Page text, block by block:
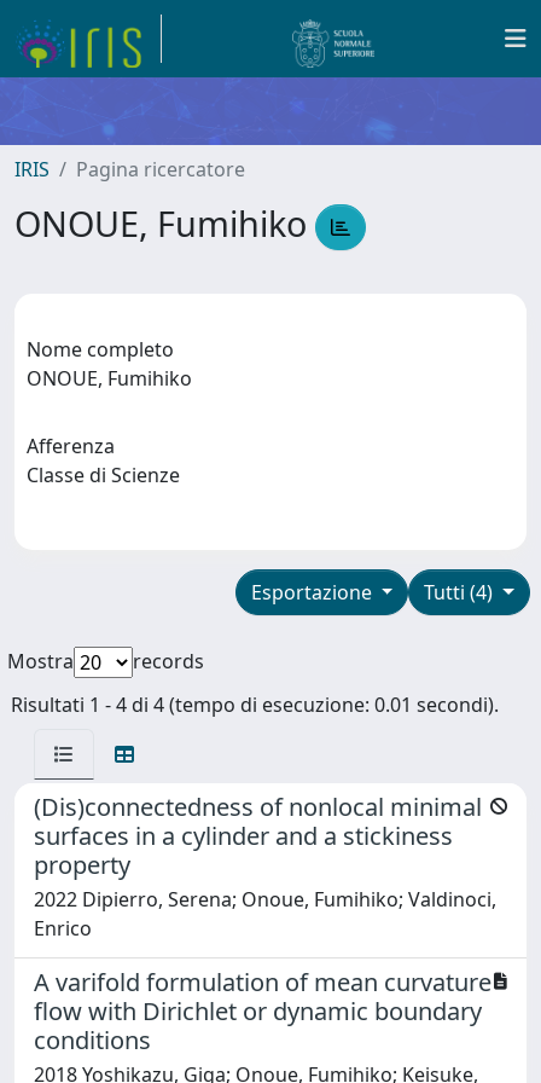
IRIS Pagina ricercatore
ONOUE, Fumihiko
Nome completo
ONOUE, Fumihiko
Afferenza
Classe di Scienze
Tutti (4)
Esportazione
Mostra
records
Risultati 1 - 4 di 4 (tempo di esecuzione: 0.01 secondi).
(Dis)connectedness of nonlocal minimal
surfaces in a cylinder and a stickiness
property
2022 Dipierro, Serena; Onoue, Fumihiko; Valdinoci,
Enrico
A varifold formulation of mean curvature
flow with Dirichlet or dynamic boundary
conditions
2018 Yoshikazu, Giga; Onoue, Fumihiko; Keisuke,